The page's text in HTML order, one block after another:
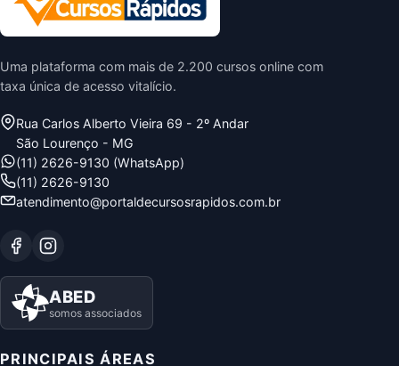
Uma plataforma com mais de 2.200 cursos online com
taxa única de acesso vitalício.
Rua Carlos Alberto Vieira 69 - 2º Andar
São Lourenço - MG
(11) 2626-9130 (WhatsApp)
(11) 2626-9130
atendimento@portaldecursosrapidos.com.br
ABED
somos associados
PRINCIPAIS ÁREAS